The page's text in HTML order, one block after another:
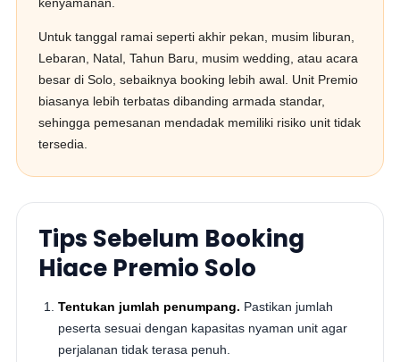
Untuk tanggal ramai seperti akhir pekan, musim liburan,
Lebaran, Natal, Tahun Baru, musim wedding, atau acara
besar di Solo, sebaiknya booking lebih awal. Unit Premio
biasanya lebih terbatas dibanding armada standar,
sehingga pemesanan mendadak memiliki risiko unit tidak
tersedia.
Tips Sebelum Booking
Hiace Premio Solo
Tentukan jumlah penumpang. Pastikan jumlah
peserta sesuai dengan kapasitas nyaman unit agar
perjalanan tidak terasa penuh.